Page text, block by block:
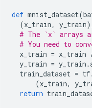
def mnist_dataset(
(x_train, y_train
# The `x` arrays
# You need to
x_train = x_train
y_train = y_train .
train_dataset = tf.
(x_train,
return